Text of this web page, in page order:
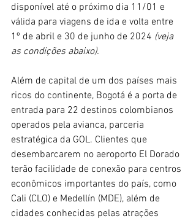
disponível até o próximo dia 11/01 e
válida para viagens de ida e volta entre
1º de abril e 30 de junho de 2024 (veja
as condições abaixo).
Além de capital de um dos países mais
ricos do continente, Bogotá é a porta de
entrada para 22 destinos colombianos
operados pela avianca, parceria
estratégica da GOL. Clientes que
desembarcarem no aeroporto El Dorado
terão facilidade de conexão para centros
econômicos importantes do país, como
Cali (CLO) e Medellín (MDE), além de
cidades conhecidas pelas atrações